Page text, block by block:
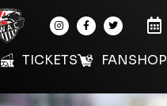
TICKETS FANSHOP